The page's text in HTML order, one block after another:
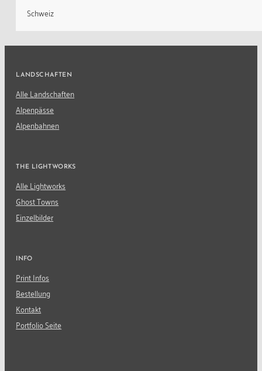
Schweiz
LANDSCHAFTEN
Alle Landschaften
Alpenpässe
Alpenbahnen
THE LIGHTWORKS
Alle Lightworks
Ghost Towns
Einzelbilder
INFO
Print Infos
Bestellung
Kontakt
Portfolio Seite